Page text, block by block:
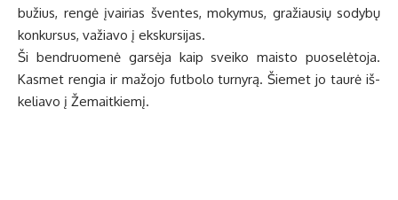
bu­žius, ren­gė įvai­rias šven­tes, mo­ky­mus, gra­žiau­sių so­dy­bų
kon­kur­sus, va­žia­vo į eks­kur­si­jas.
Ši ben­druo­me­nė gar­sė­ja kaip svei­ko mais­to puo­se­lė­to­ja.
Kas­met ren­gia ir ma­žo­jo fut­bo­lo tur­ny­rą. Šie­met jo tau­rė iš­
ke­lia­vo į Že­mait­kie­mį.